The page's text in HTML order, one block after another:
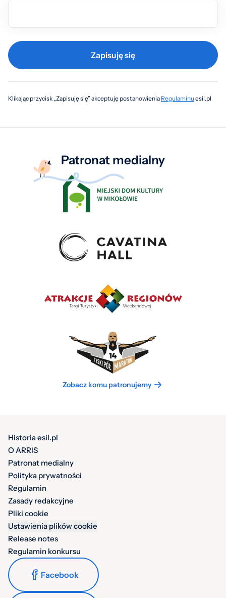
Zapisuję się
Klikając przycisk „Zapisuję się” akceptuję postanowienia Regulaminuesil.pl
Patronat medialny
Zobacz komu patronujemy
Historia esil.pl
O ARRIS
Patronat medialny
Polityka prywatności
Regulamin
Zasady redakcyjne
Pliki cookie
Ustawienia plików cookie
Release notes
Regulamin konkursu
Facebook